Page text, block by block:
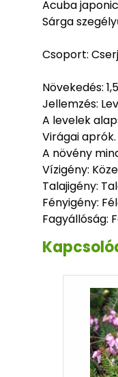
Acuba
Sárga
Csoport:
Növekedés:
Jellemzés:
A levelek
Virágai
A növény
Vízigény:
Talajigény:
Fényigény:
Fagyállóság: